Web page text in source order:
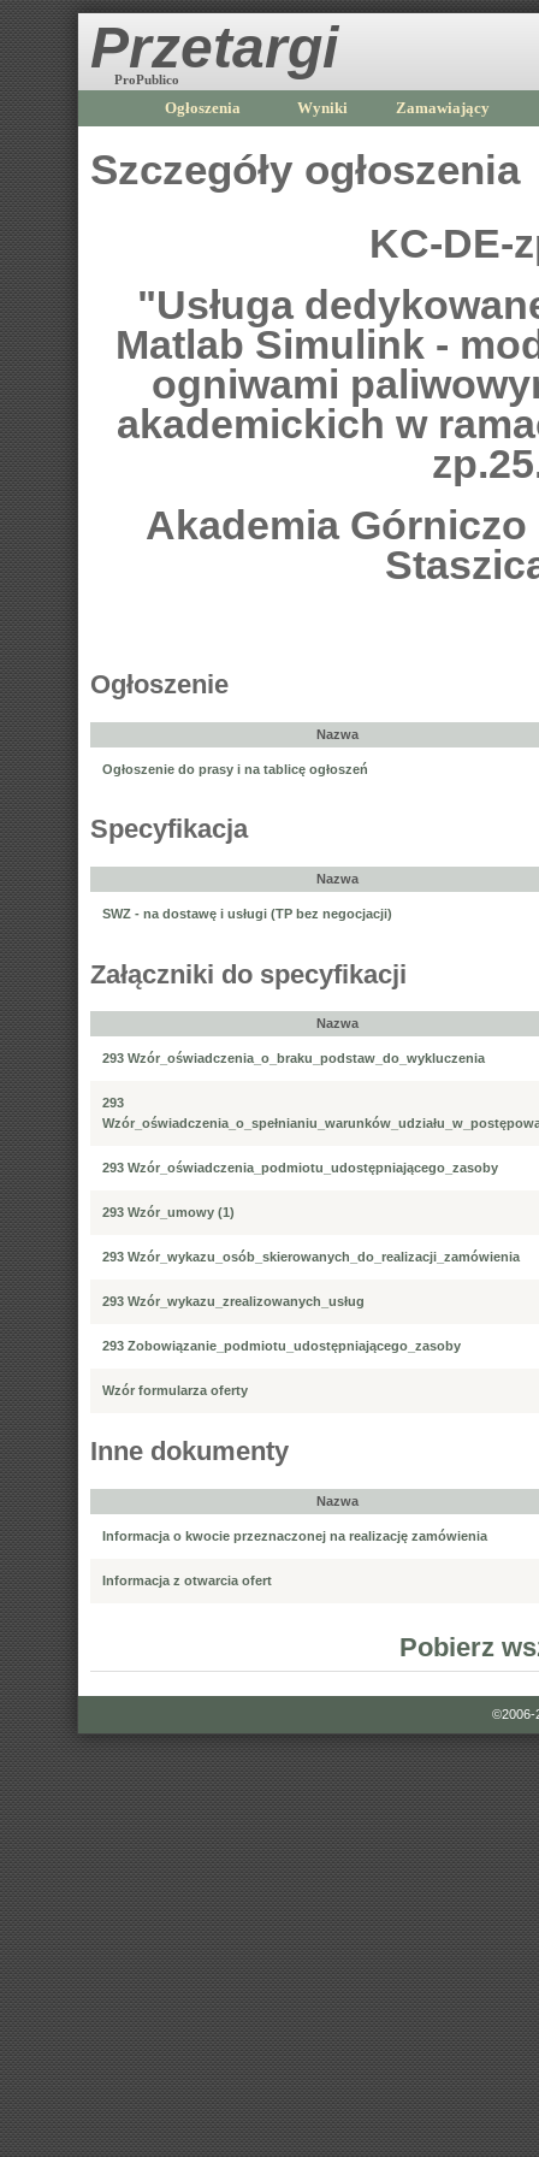
Przetargi
ProPublico
Ogłoszenia Wyniki Zamawiający
Szczegóły ogłoszenia
KC-DE-
"Usługa
Matlab Simulink -
ogniwami
akademickich w
Akademia Górniczo
Ogłoszenie
Nazwa
Ogłoszenie do prasy i na tablicę ogłoszeń
Specyfikacja
Nazwa
SWZ - na dostawę i usługi (TP bez negocjacji)
Załączniki do specyfikacji
Nazwa
293 Wzór_oświadczenia_o_braku_podstaw_do_wykluczenia
293
293 Wzór_oświadczenia_podmiotu_udostępniającego_zasoby
293 Wzór_umowy (1)
293 Wzór_wykazu_osób_skierowanych_do_realizacji_zamówienia
293 Wzór_wykazu_zrealizowanych_usług
293 Zobowiązanie_podmiotu_udostępniającego_zasoby
Wzór formularza oferty
Inne dokumenty
Nazwa
Informacja o kwocie przeznaczonej na realizację zamówienia
Informacja z otwarcia ofert
Pobierz
©2006-